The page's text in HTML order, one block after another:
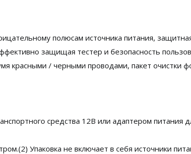
полюсам источника питания,
защищая тестер и безопасность
красными / черными проводами, пакет очистки
средства 12В или адаптером питания
Упаковка не включает в себя источники